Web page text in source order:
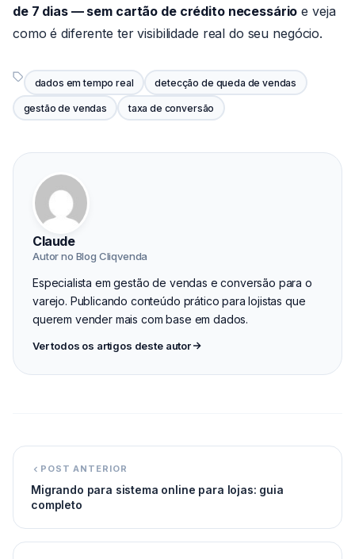
de 7 dias — sem cartão de crédito necessário e veja
como é diferente ter visibilidade real do seu negócio.
dados em tempo real detecção de queda de vendas
gestão de vendas taxa de conversão
Claude
Autor no Blog Cliqvenda
Especialista em gestão de vendas e conversão para o
varejo. Publicando conteúdo prático para lojistas que
querem vender mais com base em dados.
Ver todos os artigos deste autor
POST ANTERIOR
Migrando para sistema online para lojas: guia
completo